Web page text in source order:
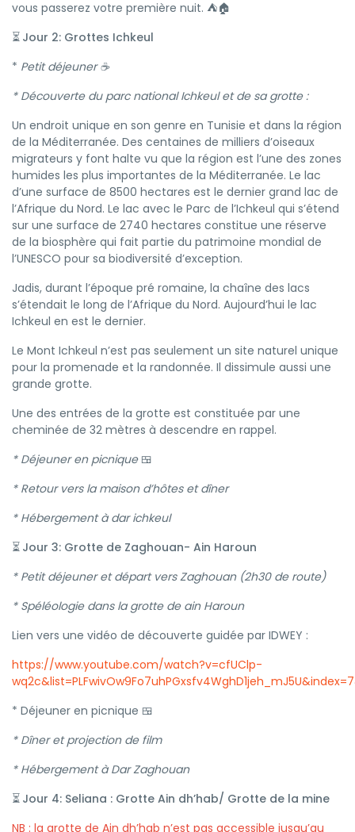
vous passerez votre première nuit. ⛺🏠
⏳ Jour 2: Grottes Ichkeul
* Petit déjeuner☕
* Découverte du parc national Ichkeul et de sa grotte :
Un endroit unique en son genre en Tunisie et dans la région
de la Méditerranée. Des centaines de milliers d’oiseaux
migrateurs y font halte vu que la région est l’une des zones
humides les plus importantes de la Méditerranée. Le lac
d’une surface de 8500 hectares est le dernier grand lac de
l’Afrique du Nord. Le lac avec le Parc de l’Ichkeul qui s’étend
sur une surface de 2740 hectares constitue une réserve
de la biosphère qui fait partie du patrimoine mondial de
l’UNESCO pour sa biodiversité d’exception.
Jadis, durant l’époque pré romaine, la chaîne des lacs
s’étendait le long de l’Afrique du Nord. Aujourd’hui le lac
Ichkeul en est le dernier.
Le Mont Ichkeul n’est pas seulement un site naturel unique
pour la promenade et la randonnée. Il dissimule aussi une
grande grotte.
Une des entrées de la grotte est constituée par une
cheminée de 32 mètres à descendre en rappel.
* Déjeuner en picnique 🍱
* Retour vers la maison d’hôtes et dîner
* Hébergement à dar ichkeul
⏳ Jour 3: Grotte de Zaghouan- Ain Haroun
* Petit déjeuner et départ vers Zaghouan (2h30 de route)
* Spéléologie dans la grotte de ain Haroun
Lien vers une vidéo de découverte guidée par IDWEY :
https://www.youtube.com/watch?v=cfUClp-
* Déjeuner en picnique 🍱
* Dîner et projection de film
* Hébergement à Dar Zaghouan
⏳ Jour 4: Seliana : Grotte Ain dh’hab/ Grotte de la mine
NB : la grotte de Ain dh’hab n’est pas accessible jusqu’au